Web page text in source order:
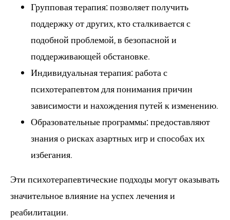
Групповая терапия:позволяет получить
поддержку от других, кто сталкивается с
подобной проблемой, в безопасной и
поддерживающей обстановке.
Индивидуальная терапия:работа с
психотерапевтом для понимания причин
зависимости и нахождения путей к изменению.
Образовательные программы:предоставляют
знания о рисках азартных игр и способах их
избегания.
Эти психотерапевтические подходы могут оказывать
значительное влияние на успех лечения и
реабилитации.